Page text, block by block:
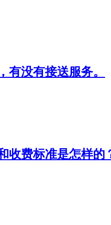
有没有接送服务。
收费标准是怎样的